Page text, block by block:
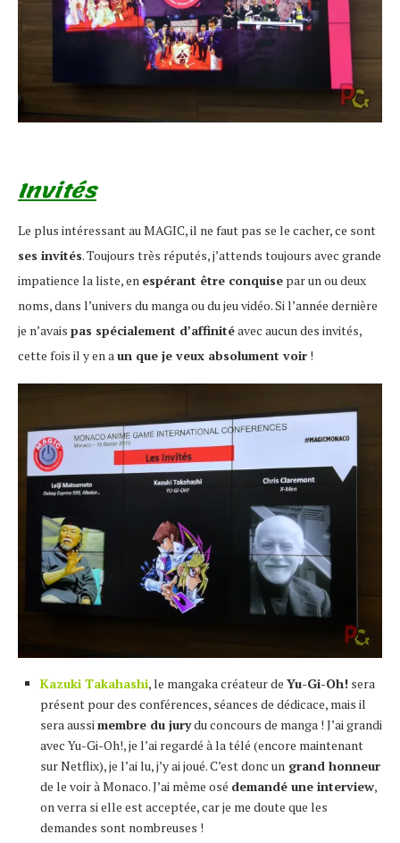
Invités
Le plus intéressant au MAGIC, il ne faut pas se le cacher, ce sont
ses invités. Toujours très réputés, j’attends toujours avec grande
impatience la liste, en espérant être conquise par un ou deux
noms, dans l’univers du manga ou du jeu vidéo. Si l’année dernière
je n’avais pas spécialement d’affinitéavec aucun des invités,
cette fois il y en aun que je veux absolument voir !
Kazuki Takahashi, le mangaka créateur de Yu-Gi-Oh! sera
présent pour des conférences, séances de dédicace, mais il
sera aussi membre du jurydu concours de manga ! J’ai grandi
avec Yu-Gi-Oh!, je l’ai regardé à la télé (encore maintenant
sur Netflix), je l’ai lu, j’y ai joué. C’est donc un grand honneur
de le voir à Monaco. J’ai même osé demandé une interview,
on verra si elle est acceptée, car je me doute que les
demandes sont nombreuses !